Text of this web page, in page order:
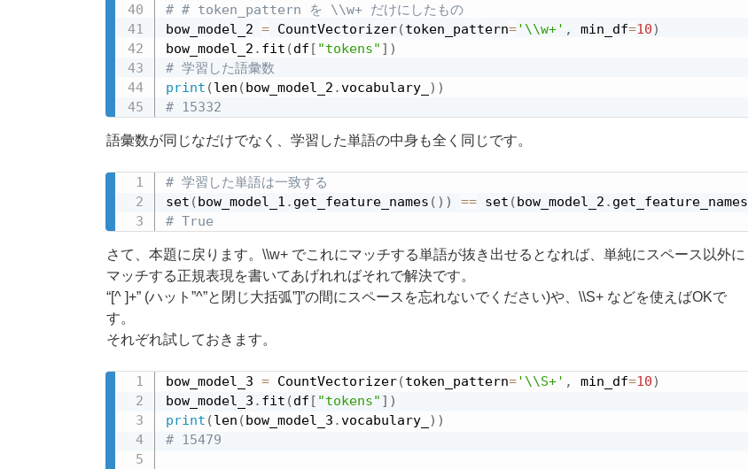
# # token_pattern を \\w+ だけにしたもの
bow_model_2 = CountVectorizer(token_pattern='\\w+' , min_df=10)
bow_model_2 . fit (df [ "tokens" ] )
# 学習した語彙数
print (len (bow_model_2 .vocabulary_ ) )
# 15332
語彙数が同じなだけでなく、学習した単語の中身も全く同じです。
# 学習した単語は一致する
set (bow_model_1 . get_feature_names ( ) ) == set (bow_model_2 . get_feature_names
# True
さて、本題に戻ります。 \\w+ でこれにマッチする単語が抜き出せるとなれば、単純にスペース以外に
マッチする正規表現を書いてあげれればそれで解決です。
“[^ ]+” (ハット”^”と閉じ大括弧”]”の間にスペースを忘れないでください)や、 \\S+ などを使えばOKで
す。
それぞれ試しておきます。
bow_model_3 = CountVectorizer(token_pattern='\\S+' , min_df=10)
bow_model_3 . fit (df [ "tokens" ] )
print (len (bow_model_3 .vocabulary_ ) )
# 15479